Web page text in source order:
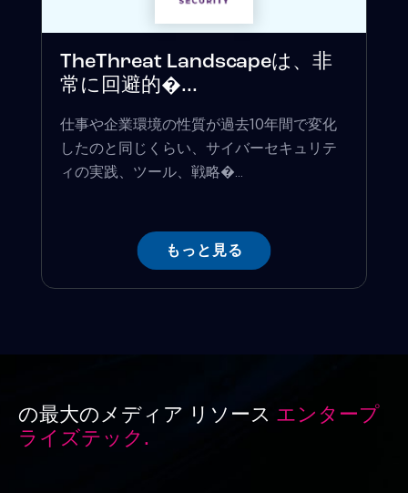
TheThreat Landscapeは、非
常に回避的�...
仕事や企業環境の性質が過去10年間で変化
したのと同じくらい、サイバーセキュリテ
ィの実践、ツール、戦略�...
もっと見る
の最大のメディア リソース エンタープ
ライズテック.